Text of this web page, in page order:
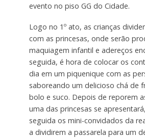
evento no piso GG do Cidade.
Logo no 1º ato, as crianças
com as princesas, onde serão
maquiagem infantil e adereços
seguida, é hora de colocar os
dia em um piquenique com as
saboreando um delicioso chá de
bolo e suco. Depois de reporem
uma das princesas se
seguida os mini-convidados da
a dividirem a passarela para um